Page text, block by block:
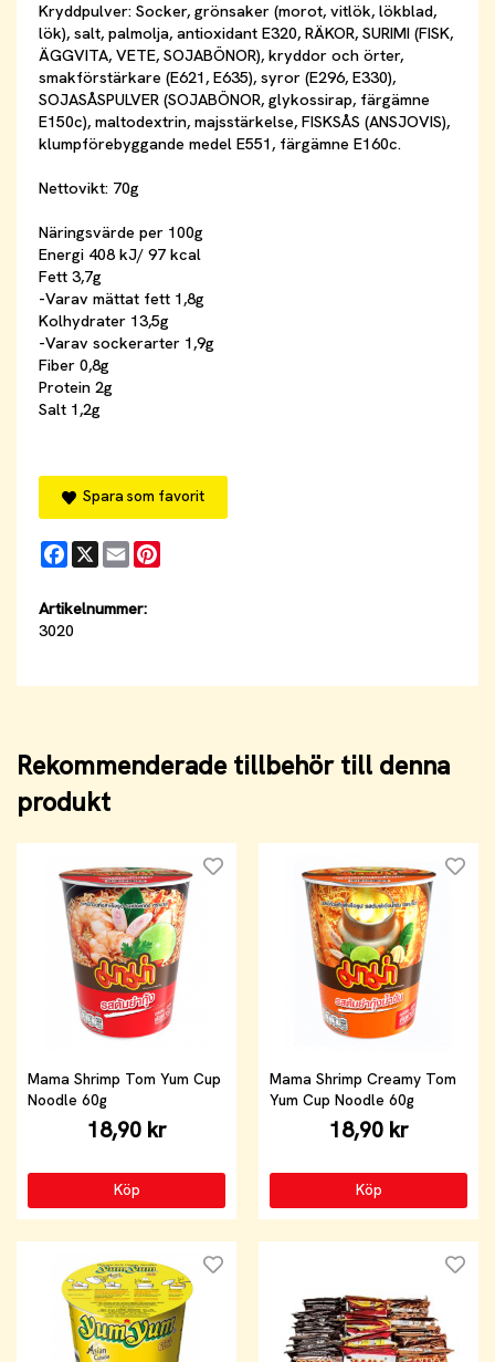
Kryddpulver: Socker, grönsaker (morot, vitlök, lökblad,
lök), salt, palmolja, antioxidant E320, RÄKOR, SURIMI (FISK,
ÄGGVITA, VETE, SOJABÖNOR), kryddor och örter,
smakförstärkare (E621, E635), syror (E296, E330),
SOJASÅSPULVER (SOJABÖNOR, glykossirap, färgämne
E150c), maltodextrin, majsstärkelse, FISKSÅS (ANSJOVIS),
klumpförebyggande medel E551, färgämne E160c.
Nettovikt: 70g
Näringsvärde per 100g
Energi 408 kJ/ 97 kcal
Fett 3,7g
-Varav mättat fett 1,8g
Kolhydrater 13,5g
-Varav sockerarter 1,9g
Fiber 0,8g
Protein 2g
Salt 1,2g
Spara som favorit
Facebook
X Email
Artikelnummer:
3020
Rekommenderade tillbehör till denna
produkt
Mama Shrimp Tom Yum Cup
Noodle 60g
18,90 kr
Köp
Mama Shrimp Creamy Tom
Yum Cup Noodle 60g
18,90 kr
Köp